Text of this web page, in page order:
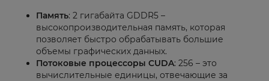
Память: 2 гигабайта GDDR5 –
высокопроизводительная память, которая
позволяет быстро обрабатывать большие
объемы графических данных.
Потоковые процессоры CUDA: 256 – это
вычислительные единицы, отвечающие за